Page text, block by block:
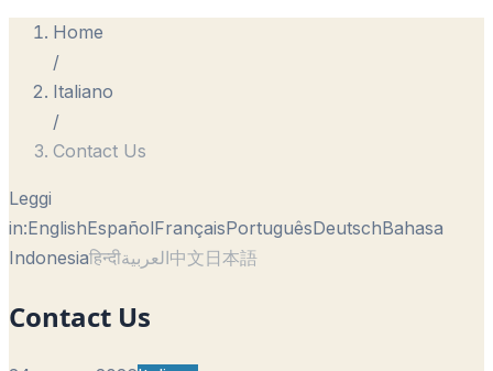
Home
/
Italiano
/
Contact Us
Leggi
in:EnglishEspañolFrançaisPortuguêsDeutschBahasa
Indonesiaहिन्दीالعربية中文日本語
Contact Us